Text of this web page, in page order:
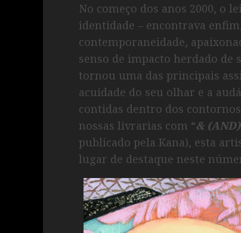
No começo dos anos 2000, o
identidade – encontrava
contemporaneidade,
senso de impacto herdado de
tornou uma das principais
acuidade do seu olhar e a
contidas dentro dos
nossas livrarias com “& (AND)
publicado pela Kana), esta
lugar de destaque neste